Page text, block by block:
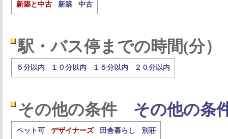
新築と中古 新築 中古
駅・バス停までの時間(分）
５分以内 １０分以内 １５分以内 ２０分以内
その他の条件 その他の条
ペット可 デザイナーズ 田舎暮らし 別荘